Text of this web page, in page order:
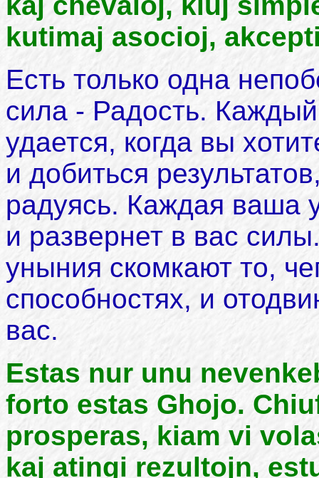
kutimaj asocioj,
Есть только одна
сила - Радость.
удается, когда вы
и добиться
радуясь. Каждая ваша
и развернет в вас
уныния скомкают то,
способностях, и
вас.
Estas nur unu
forto estas Ghojo.
prosperas, kiam vi
kaj atingi rezultojn,